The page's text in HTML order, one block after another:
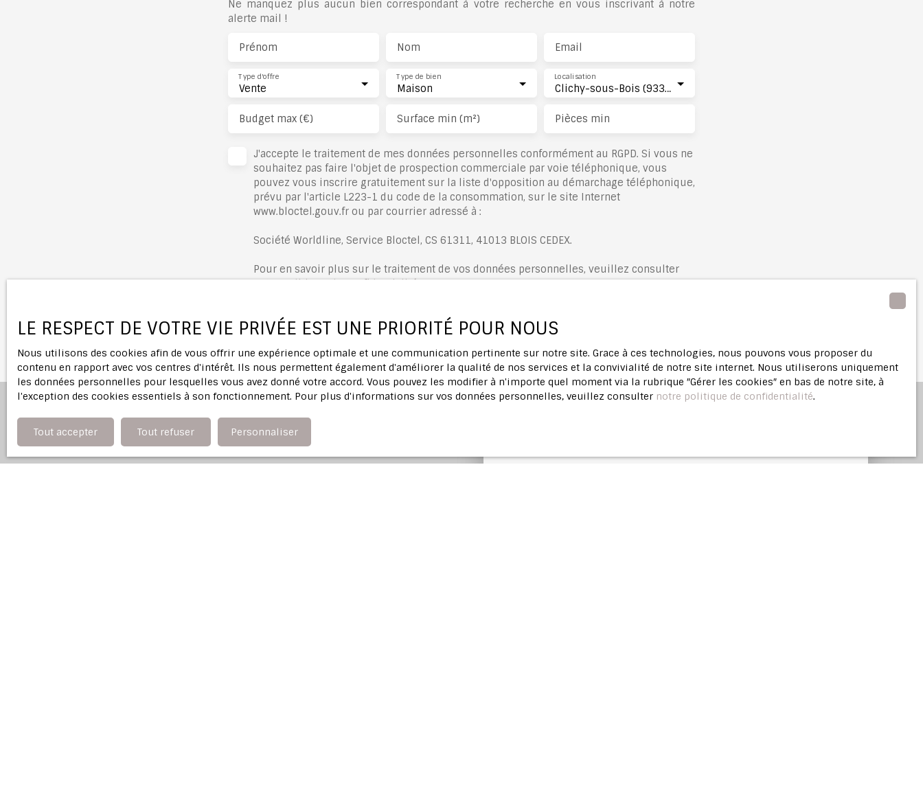
Ne manquez plus aucun bien correspondant à votre recherche en vous inscrivant à notre
alerte mail !
Prénom Nom Email
Vente
Type d'offre
Maison
Type de bien
Clichy-sous-Bois (93390)
Localisation
Budget max (€) Surface min (m²) Pièces min
J'accepte le traitement de mes données personnelles conformément au RGPD. Si vous ne
souhaitez pas faire l'objet de prospection commerciale par voie téléphonique, vous
pouvez vous inscrire gratuitement sur la liste d'opposition au démarchage téléphonique,
prévu par l'article L223-1 du code de la consommation, sur le site Internet
www.bloctel.gouv.fr ou par courrier adressé à :
Société Worldline, Service Bloctel, CS 61311, 41013 BLOIS CEDEX.
Pour en savoir plus sur le traitement de vos données personnelles, veuillez consulter
notrepolitique de confidentialité.
Recevoir des annonces
LE RESPECT DE VOTRE VIE PRIVÉE EST UNE PRIORITÉ POUR NOUS
Nous utilisons des cookies afin de vous offrir une expérience optimale et une communication pertinente sur notre site. Grace à ces technologies, nous pouvons vous proposer du
contenu en rapport avec vos centres d'intérêt. Ils nous permettent également d'améliorer la qualité de nos services et la convivialité de notre site internet. Nous utiliserons uniquement
les données personnelles pour lesquelles vous avez donné votre accord. Vous pouvez les modifier à n'importe quel moment via la rubrique ″Gérer les cookies″ en bas de notre site, à
l'exception des cookies essentiels à son fonctionnement. Pour plus d'informations sur vos données personnelles, veuillez consulter notre politique de confidentialité.
Tout accepter Tout refuser Personnaliser